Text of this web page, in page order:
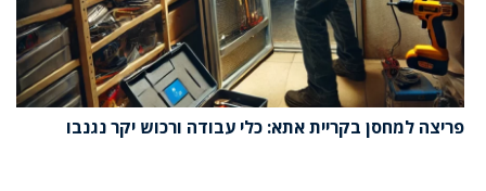
פריצה למחסן בקריית אתא: כלי עבודה ורכוש יקר נגנבו